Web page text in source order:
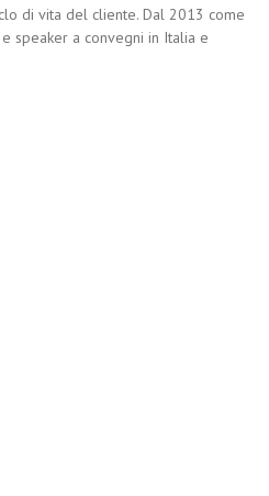
di vita del cliente. Dal 2013 come
speaker a convegni in Italia e